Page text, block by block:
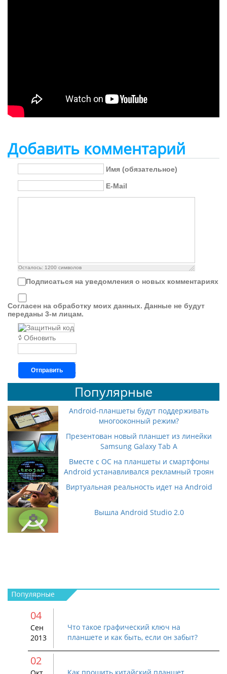
Добавить комментарий
Имя (обязательное)
E-Mail
Осталось: 1200 символов
Подписаться на уведомления о новых комментариях
Согласен на обработку моих данных. Данные не будут
переданы 3-м лицам.
Обновить
Отправить
Популярные
Android-планшеты будут поддерживать
многооконный режим?
Презентован новый планшет из линейки
Samsung Galaxy Tab A
Вместе с ОС на планшеты и смартфоны
Android устанавливался рекламный троян
Виртуальная реальность идет на Android
Вышла Android Studio 2.0
04
Сен
2013
Что такое графический ключ на
планшете и как быть, если он забыт?
02